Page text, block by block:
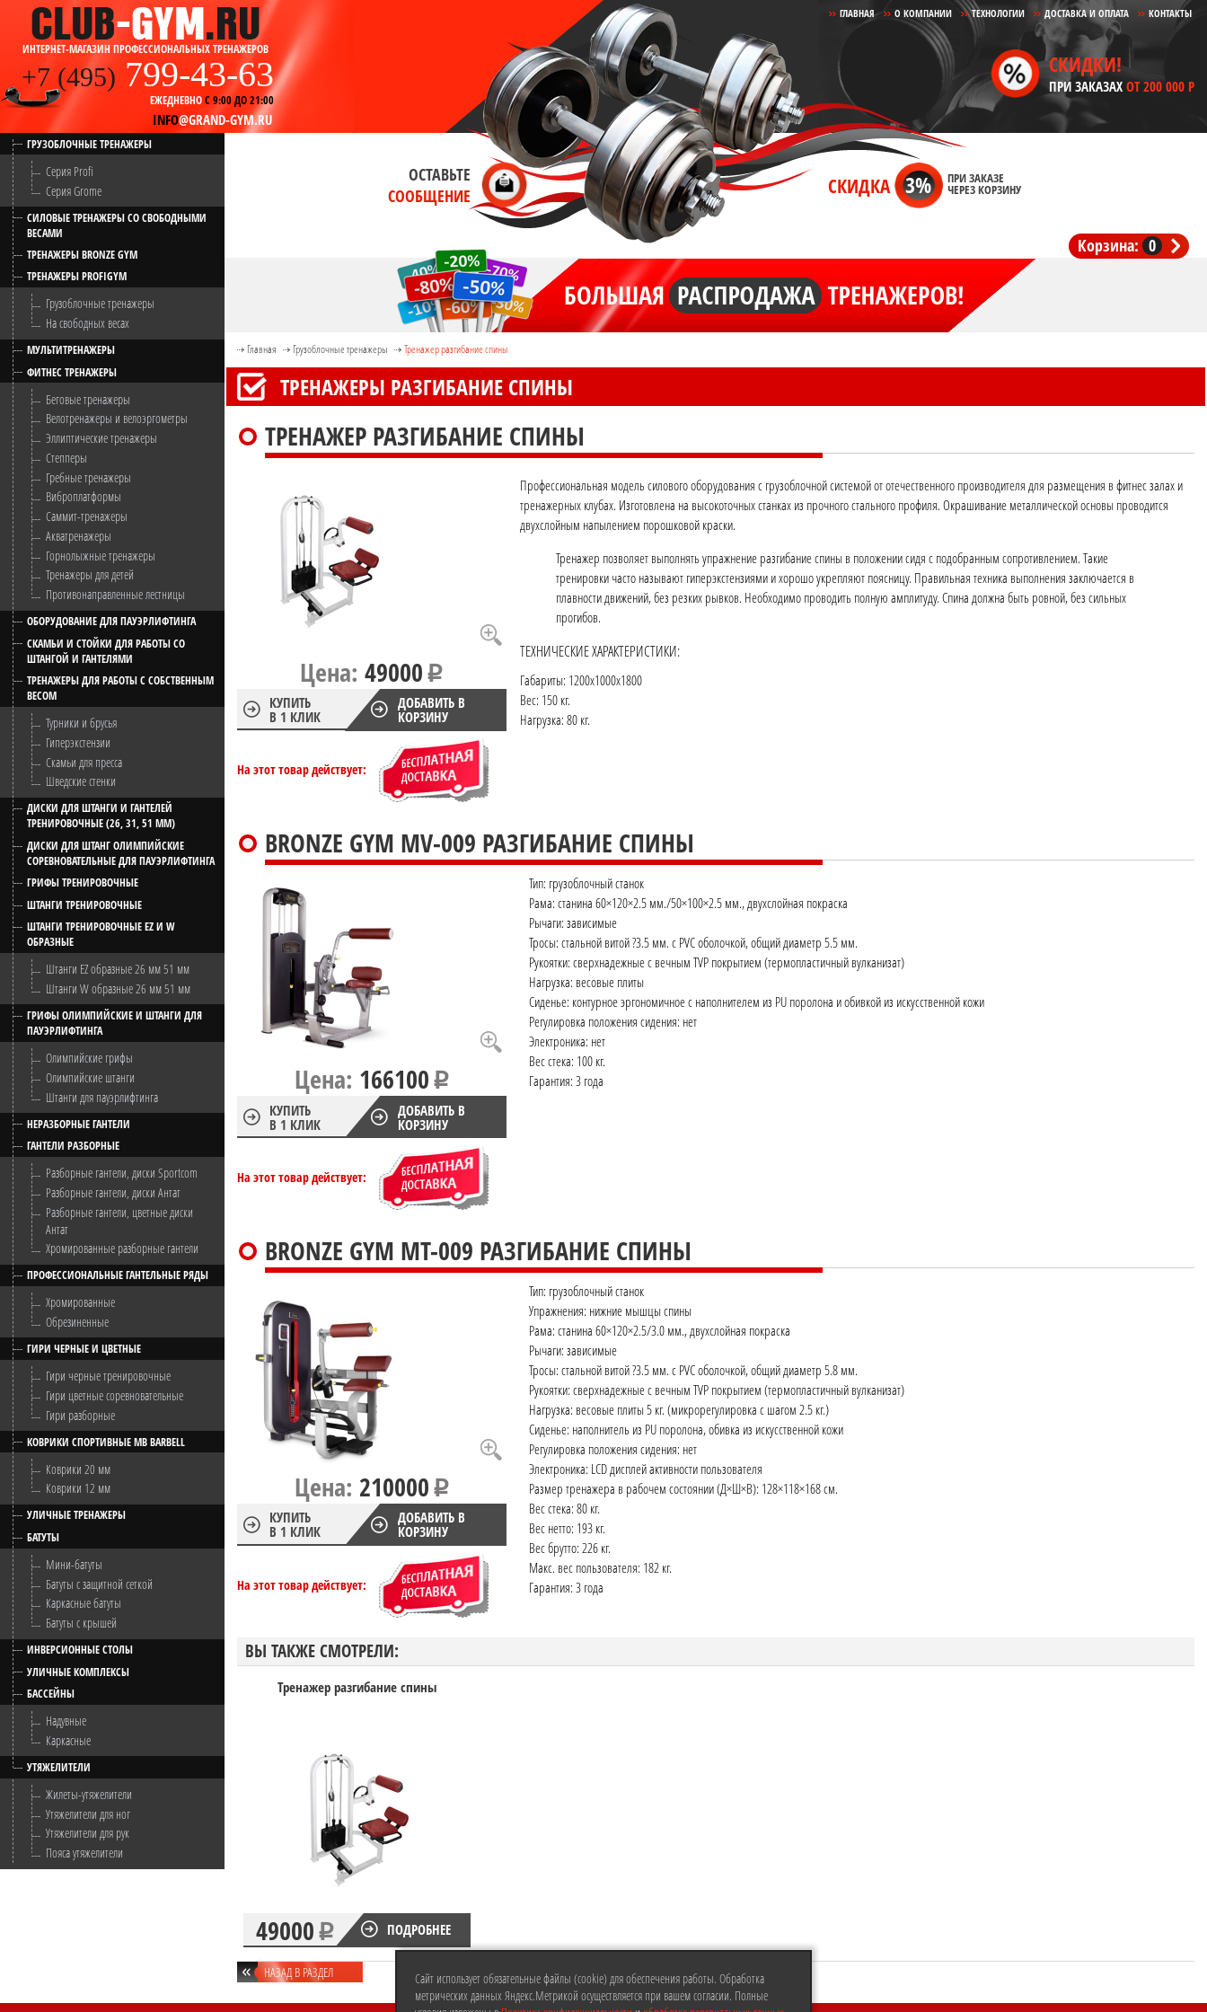
ИНТЕРНЕТ-МАГАЗИН ПРОФЕССИОНАЛЬНЫХ ТРЕНАЖЕРОВ
+7 (495) 799-43-63
ЕЖЕДНЕВНОС 9:00 ДО 21:00
INFO@GRAND-GYM.RU
ГЛАВНАЯ О КОМПАНИИ ТЕХНОЛОГИИ ДОСТАВКА И ОПЛАТА КОНТАКТЫ
СКИДКИ!
ПРИ ЗАКАЗАХОТ 200 000 Р
Корзина: 0
ГРУЗОБЛОЧНЫЕ ТРЕНАЖЕРЫ
Серия Profi
Серия Grome
СИЛОВЫЕ ТРЕНАЖЕРЫ СО СВОБОДНЫМИ
ВЕСАМИ
ТРЕНАЖЕРЫ BRONZE GYM
ТРЕНАЖЕРЫ PROFIGYM
Грузоблочные тренажеры
На свободных весах
МУЛЬТИТРЕНАЖЕРЫ
ФИТНЕС ТРЕНАЖЕРЫ
Беговые тренажеры
Велотренажеры и велоэргометры
Эллиптические тренажеры
Степперы
Гребные тренажеры
Виброплатформы
Саммит-тренажеры
Акватренажеры
Горнолыжные тренажеры
Тренажеры для детей
Противонаправленные лестницы
ОБОРУДОВАНИЕ ДЛЯ ПАУЭРЛИФТИНГА
СКАМЬИ И СТОЙКИ ДЛЯ РАБОТЫ СО
ШТАНГОЙ И ГАНТЕЛЯМИ
ТРЕНАЖЕРЫ ДЛЯ РАБОТЫ С СОБСТВЕННЫМ
ВЕСОМ
Турники и брусья
Гиперэкстензии
Скамьи для пресса
Шведские стенки
ДИСКИ ДЛЯ ШТАНГИ И ГАНТЕЛЕЙ
ТРЕНИРОВОЧНЫЕ (26, 31, 51 ММ)
ДИСКИ ДЛЯ ШТАНГ ОЛИМПИЙСКИЕ
СОРЕВНОВАТЕЛЬНЫЕ ДЛЯ ПАУЭРЛИФТИНГА
ГРИФЫ ТРЕНИРОВОЧНЫЕ
ШТАНГИ ТРЕНИРОВОЧНЫЕ
ШТАНГИ ТРЕНИРОВОЧНЫЕ EZ И W
ОБРАЗНЫЕ
Штанги EZ образные 26 мм 51 мм
Штанги W образные 26 мм 51 мм
ГРИФЫ ОЛИМПИЙСКИЕ И ШТАНГИ ДЛЯ
ПАУЭРЛИФТИНГА
Олимпийские грифы
Олимпийские штанги
Штанги для пауэрлифтинга
НЕРАЗБОРНЫЕ ГАНТЕЛИ
ГАНТЕЛИ РАЗБОРНЫЕ
Разборные гантели, диски Sportcom
Разборные гантели, диски Антат
Разборные гантели, цветные диски
Антат
Хромированные разборные гантели
ПРОФЕССИОНАЛЬНЫЕ ГАНТЕЛЬНЫЕ РЯДЫ
Хромированные
Обрезиненные
ГИРИ ЧЕРНЫЕ И ЦВЕТНЫЕ
Гири черные тренировочные
Гири цветные соревновательные
Гири разборные
КОВРИКИ СПОРТИВНЫЕ MB BARBELL
Коврики 20 мм
Коврики 12 мм
УЛИЧНЫЕ ТРЕНАЖЕРЫ
БАТУТЫ
Мини-батуты
Батуты с защитной сеткой
Каркасные батуты
Батуты с крышей
ИНВЕРСИОННЫЕ СТОЛЫ
УЛИЧНЫЕ КОМПЛЕКСЫ
БАССЕЙНЫ
Надувные
Каркасные
УТЯЖЕЛИТЕЛИ
Жилеты-утяжелители
Утяжелители для ног
Утяжелители для рук
Пояса утяжелители
ОСТАВЬТЕ
СООБЩЕНИЕ
СКИДКА 3% ПРИ ЗАКАЗЕ
ЧЕРЕЗ КОРЗИНУ
Главная Грузоблочные тренажеры Тренажер разгибание спины
ТРЕНАЖЕРЫ РАЗГИБАНИЕ СПИНЫ
ТРЕНАЖЕР РАЗГИБАНИЕ СПИНЫ
Цена:49000
КУПИТЬ
В 1 КЛИК
ДОБАВИТЬ В
КОРЗИНУ
На этот товар действует:
Профессиональная модель силового оборудования с грузоблочной системой от отечественного производителя для размещения в фитнес залах и
тренажерных клубах. Изготовлена на высокоточных станках из прочного стального профиля. Окрашивание металлической основы проводится
двухслойным напылением порошковой краски.
Тренажер позволяет выполнять упражнение разгибание спины в положении сидя с подобранным сопротивлением. Такие
тренировки часто называют гиперэкстензиями и хорошо укрепляют поясницу. Правильная техника выполнения заключается в
плавности движений, без резких рывков. Необходимо проводить полную амплитуду. Спина должна быть ровной, без сильных
прогибов.
ТЕХНИЧЕСКИЕ ХАРАКТЕРИСТИКИ:
Габариты: 1200x1000x1800
Вес: 150 кг.
Нагрузка: 80 кг.
BRONZE GYM MV-009 РАЗГИБАНИЕ СПИНЫ
Цена: 166100
КУПИТЬ
В 1 КЛИК
ДОБАВИТЬ В
КОРЗИНУ
На этот товар действует:
Тип: грузоблочный станок
Рама: станина 60×120×2.5 мм./50×100×2.5 мм., двухслойная покраска
Рычаги: зависимые
Тросы: стальной витой ?3.5 мм. с PVC оболочкой, общий диаметр 5.5 мм.
Рукоятки: сверхнадежные с вечным TVP покрытием (термопластичный вулканизат)
Нагрузка: весовые плиты
Сиденье: контурное эргономичное с наполнителем из PU поролона и обивкой из искусственной кожи
Регулировка положения сидения: нет
Электроника: нет
Вес стека: 100 кг.
Гарантия: 3 года
BRONZE GYM MT-009 РАЗГИБАНИЕ СПИНЫ
Цена: 210000
КУПИТЬ
В 1 КЛИК
ДОБАВИТЬ В
КОРЗИНУ
На этот товар действует:
Тип: грузоблочный станок
Упражнения: нижние мышцы спины
Рама: станина 60×120×2.5/3.0 мм., двухслойная покраска
Рычаги: зависимые
Тросы: стальной витой ?3.5 мм. с PVC оболочкой, общий диаметр 5.8 мм.
Рукоятки: сверхнадежные с вечным TVP покрытием (термопластичный вулканизат)
Нагрузка: весовые плиты 5 кг. (микрорегулировка с шагом 2.5 кг.)
Сиденье: наполнитель из PU поролона, обивка из искусственной кожи
Регулировка положения сидения: нет
Электроника: LCD дисплей активности пользователя
Размер тренажера в рабочем состоянии (Д×Ш×В): 128×118×168 см.
Вес стека: 80 кг.
Вес нетто: 193 кг.
Вес брутто: 226 кг.
Макс. вес пользователя: 182 кг.
Гарантия: 3 года
ВЫ ТАКЖЕ СМОТРЕЛИ:
Тренажер разгибание спины
49000 ПОДРОБНЕЕ
НАЗАД В РАЗДЕЛ
Сайт использует обязательные файлы (cookie) для обеспечения работы. Обработка
метрических данных Яндекс.Метрикой осуществляется при вашем согласии. Полные